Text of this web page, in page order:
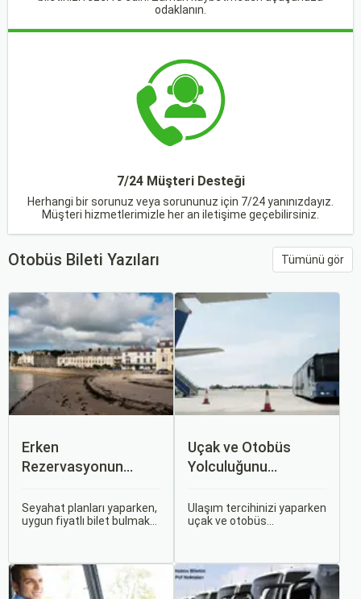
odaklanın.
7/24 Müşteri Desteği
Herhangi bir sorunuz veya sorununuz için 7/24 yanınızdayız.
Müşteri hizmetlerimizle her an iletişime geçebilirsiniz.
Otobüs Bileti Yazıları Tümünü gör
Erken
Rezervasyonun
Otobüs Bileti Satın
Alma İpuçları
Seyahat planları yaparken,
uygun fiyatlı bilet bulmak
erken rezervasyon
yapmak, yalnızca
Uçak ve Otobüs
Yolculuğunu
Sizin İçin Uygun?
Ulaşım tercihinizi yaparken
uçak ve otobüs
ihtiyaçlara hitap eden,
çeşitli avantajlar ve